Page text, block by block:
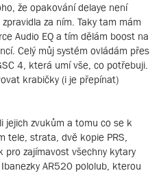
že opakování delaye není
za ním. Taky tam mám
Audio EQ a tím dělám boost na
Celý můj systém ovládám přes
4, která umí vše, co potřebuji.
krabičky (i je přepínat)
jejich zvukům a tomu co se k
tele, strata, dvě kopie PRS,
zajímavost všechny kytary
AR520 pololub, kterou